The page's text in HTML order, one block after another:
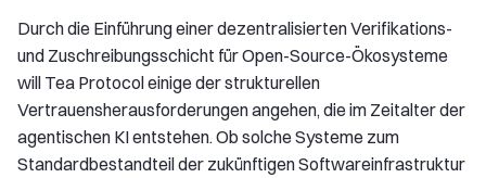
Durch die Einführung einer dezentralisierten Verifikations-
und Zuschreibungsschicht für Open-Source-Ökosysteme
will Tea Protocol einige der strukturellen
Vertrauensherausforderungen angehen, die im Zeitalter der
agentischen KI entstehen. Ob solche Systeme zum
Standardbestandteil der zukünftigen Softwareinfrastruktur